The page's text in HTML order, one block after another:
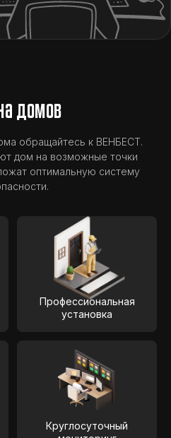
домов
обращайтесь к ВЕНБЕСТ.
дом на возможные точки
оптимальную систему
Профессиональная
установка
Круглосуточный